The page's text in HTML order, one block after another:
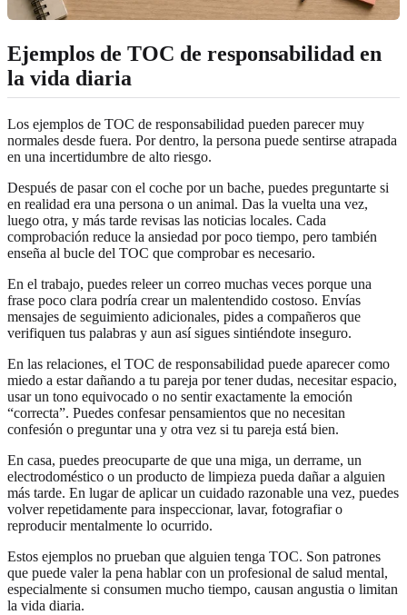
Ejemplos de TOC de responsabilidad en
la vida diaria
Los ejemplos de TOC de responsabilidad pueden parecer muy
normales desde fuera. Por dentro, la persona puede sentirse atrapada
en una incertidumbre de alto riesgo.
Después de pasar con el coche por un bache, puedes preguntarte si
en realidad era una persona o un animal. Das la vuelta una vez,
luego otra, y más tarde revisas las noticias locales. Cada
comprobación reduce la ansiedad por poco tiempo, pero también
enseña al bucle del TOC que comprobar es necesario.
En el trabajo, puedes releer un correo muchas veces porque una
frase poco clara podría crear un malentendido costoso. Envías
mensajes de seguimiento adicionales, pides a compañeros que
verifiquen tus palabras y aun así sigues sintiéndote inseguro.
En las relaciones, el TOC de responsabilidad puede aparecer como
miedo a estar dañando a tu pareja por tener dudas, necesitar espacio,
usar un tono equivocado o no sentir exactamente la emoción
“correcta”. Puedes confesar pensamientos que no necesitan
confesión o preguntar una y otra vez si tu pareja está bien.
En casa, puedes preocuparte de que una miga, un derrame, un
electrodoméstico o un producto de limpieza pueda dañar a alguien
más tarde. En lugar de aplicar un cuidado razonable una vez, puedes
volver repetidamente para inspeccionar, lavar, fotografiar o
reproducir mentalmente lo ocurrido.
Estos ejemplos no prueban que alguien tenga TOC. Son patrones
que puede valer la pena hablar con un profesional de salud mental,
especialmente si consumen mucho tiempo, causan angustia o limitan
la vida diaria.